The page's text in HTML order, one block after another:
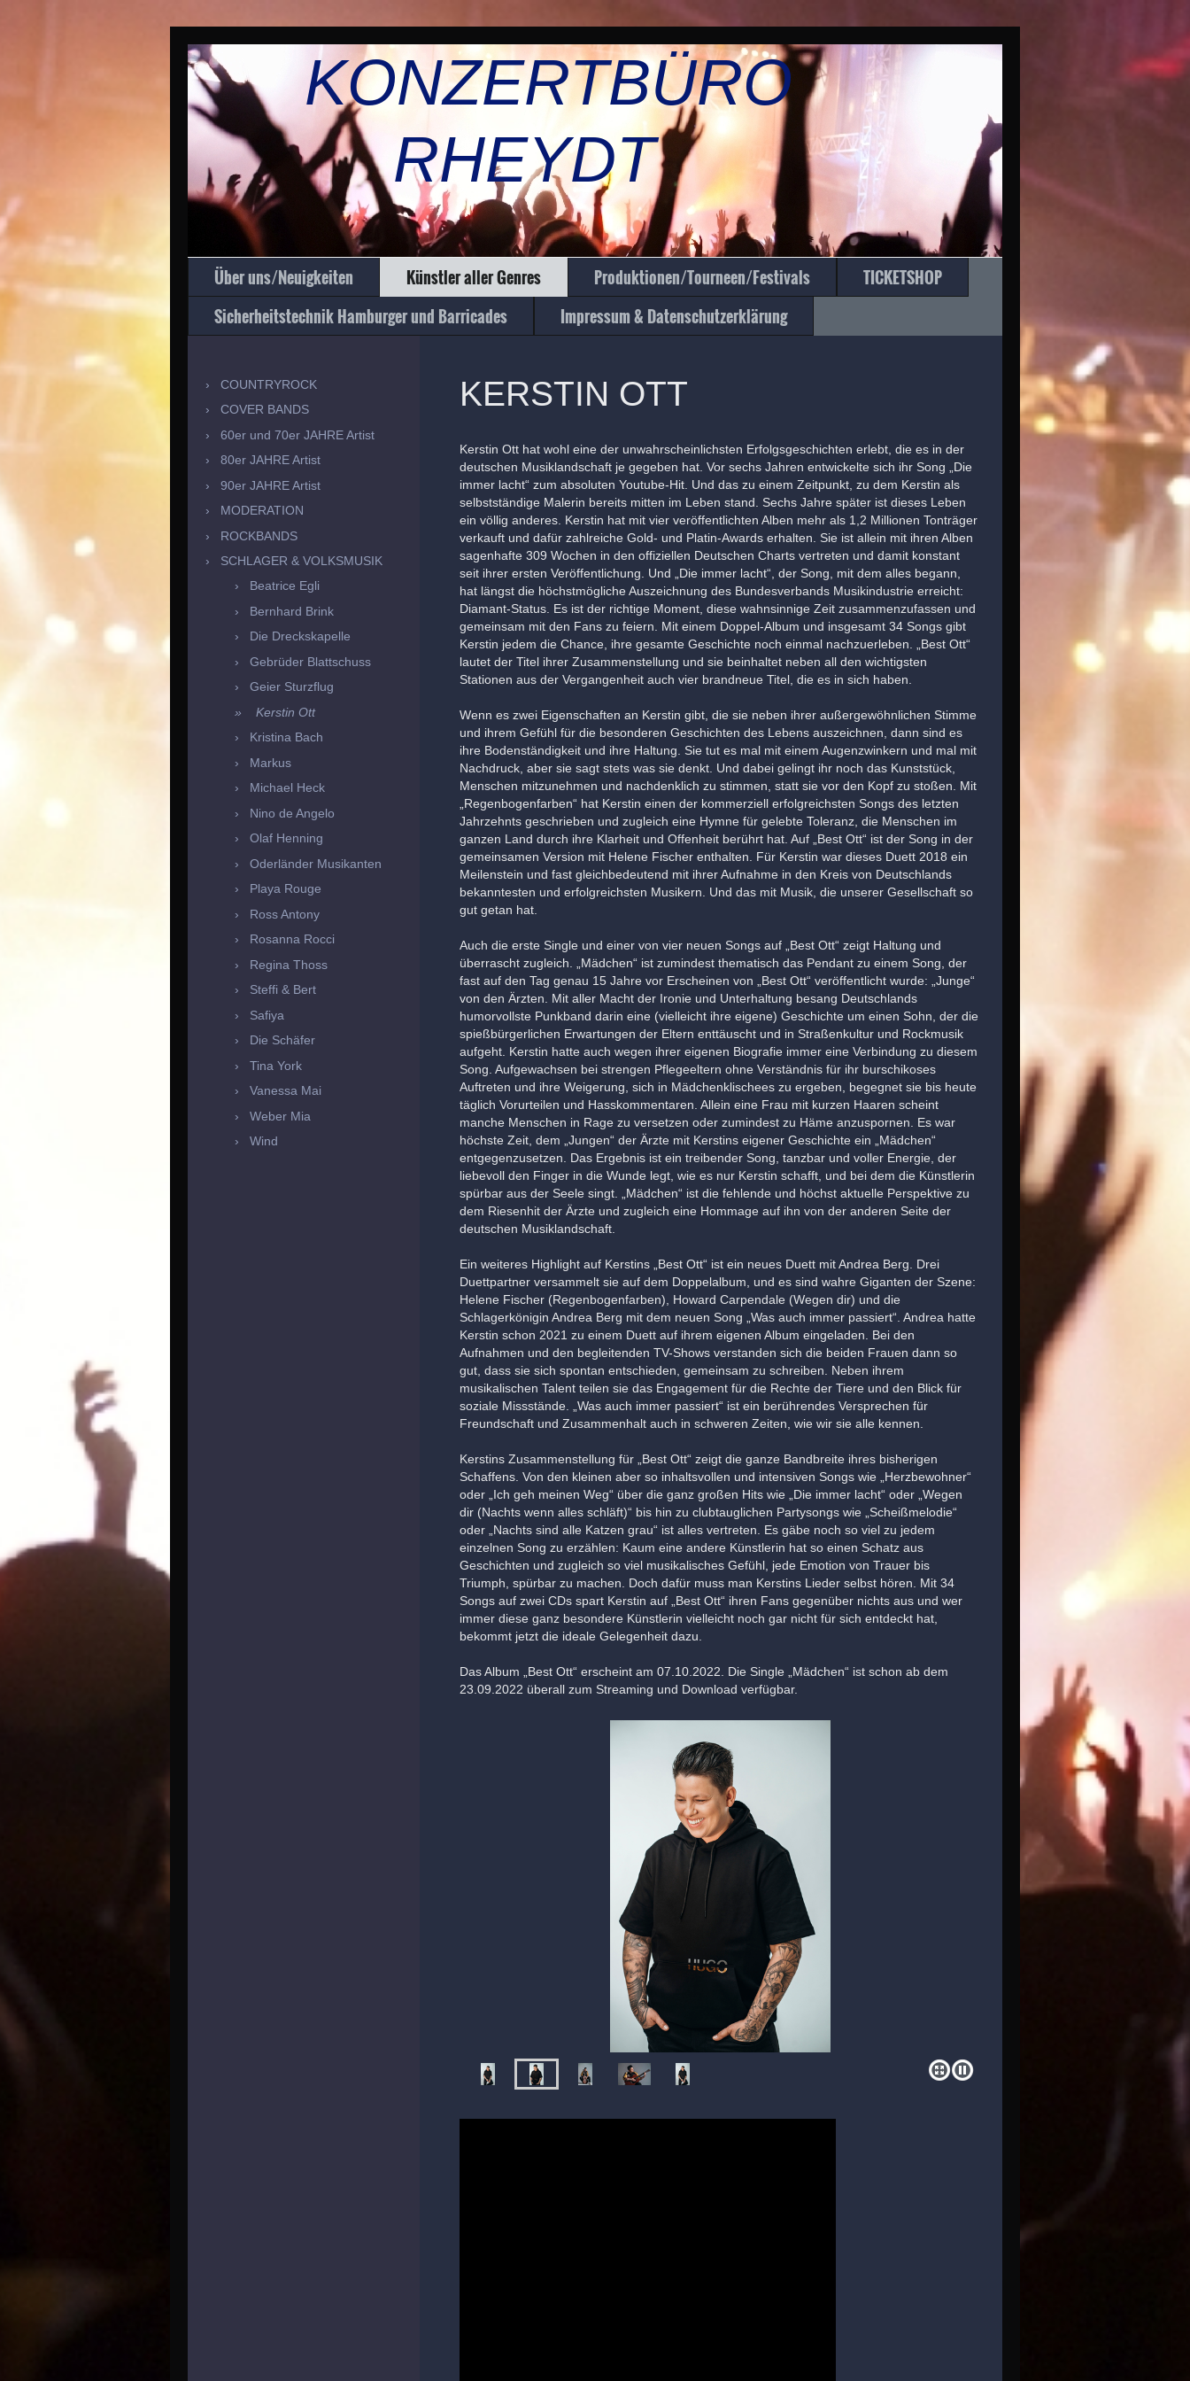
KONZERTBÜRO
RHEYDT
Über uns/Neuigkeiten Künstler aller Genres Produktionen/Tourneen/Festivals
TICKETSHOP
Sicherheitstechnik Hamburger und Barricades
Impressum & Datenschutzerklärung
KERSTIN OTT
Kerstin Ott hat wohl eine der unwahrscheinlichsten Erfolgsgeschichten erlebt, die es in der
deutschen Musiklandschaft je gegeben hat. Vor sechs Jahren entwickelte sich ihr Song „Die
immer lacht“ zum absoluten Youtube-Hit. Und das zu einem Zeitpunkt, zu dem Kerstin als
selbstständige Malerin bereits mitten im Leben stand. Sechs Jahre später ist dieses Leben
ein völlig anderes. Kerstin hat mit vier veröffentlichten Alben mehr als 1,2 Millionen Tonträger
verkauft und dafür zahlreiche Gold- und Platin-Awards erhalten. Sie ist allein mit ihren Alben
sagenhafte 309 Wochen in den offiziellen Deutschen Charts vertreten und damit konstant
seit ihrer ersten Veröffentlichung. Und „Die immer lacht“, der Song, mit dem alles begann,
hat längst die höchstmögliche Auszeichnung des Bundesverbands Musikindustrie erreicht:
Diamant-Status. Es ist der richtige Moment, diese wahnsinnige Zeit zusammenzufassen und
gemeinsam mit den Fans zu feiern. Mit einem Doppel-Album und insgesamt 34 Songs gibt
Kerstin jedem die Chance, ihre gesamte Geschichte noch einmal nachzuerleben. „Best Ott“
lautet der Titel ihrer Zusammenstellung und sie beinhaltet neben all den wichtigsten
Stationen aus der Vergangenheit auch vier brandneue Titel, die es in sich haben.
Wenn es zwei Eigenschaften an Kerstin gibt, die sie neben ihrer außergewöhnlichen Stimme
und ihrem Gefühl für die besonderen Geschichten des Lebens auszeichnen, dann sind es
ihre Bodenständigkeit und ihre Haltung. Sie tut es mal mit einem Augenzwinkern und mal mit
Nachdruck, aber sie sagt stets was sie denkt. Und dabei gelingt ihr noch das Kunststück,
Menschen mitzunehmen und nachdenklich zu stimmen, statt sie vor den Kopf zu stoßen. Mit
„Regenbogenfarben“ hat Kerstin einen der kommerziell erfolgreichsten Songs des letzten
Jahrzehnts geschrieben und zugleich eine Hymne für gelebte Toleranz, die Menschen im
ganzen Land durch ihre Klarheit und Offenheit berührt hat. Auf „Best Ott“ ist der Song in der
gemeinsamen Version mit Helene Fischer enthalten. Für Kerstin war dieses Duett 2018 ein
Meilenstein und fast gleichbedeutend mit ihrer Aufnahme in den Kreis von Deutschlands
bekanntesten und erfolgreichsten Musikern. Und das mit Musik, die unserer Gesellschaft so
gut getan hat.
Auch die erste Single und einer von vier neuen Songs auf „Best Ott“ zeigt Haltung und
überrascht zugleich. „Mädchen“ ist zumindest thematisch das Pendant zu einem Song, der
fast auf den Tag genau 15 Jahre vor Erscheinen von „Best Ott“ veröffentlicht wurde: „Junge“
von den Ärzten. Mit aller Macht der Ironie und Unterhaltung besang Deutschlands
humorvollste Punkband darin eine (vielleicht ihre eigene) Geschichte um einen Sohn, der die
spießbürgerlichen Erwartungen der Eltern enttäuscht und in Straßenkultur und Rockmusik
aufgeht. Kerstin hatte auch wegen ihrer eigenen Biografie immer eine Verbindung zu diesem
Song. Aufgewachsen bei strengen Pflegeeltern ohne Verständnis für ihr burschikoses
Auftreten und ihre Weigerung, sich in Mädchenklischees zu ergeben, begegnet sie bis heute
täglich Vorurteilen und Hasskommentaren. Allein eine Frau mit kurzen Haaren scheint
manche Menschen in Rage zu versetzen oder zumindest zu Häme anzuspornen. Es war
höchste Zeit, dem „Jungen“ der Ärzte mit Kerstins eigener Geschichte ein „Mädchen“
entgegenzusetzen. Das Ergebnis ist ein treibender Song, tanzbar und voller Energie, der
liebevoll den Finger in die Wunde legt, wie es nur Kerstin schafft, und bei dem die Künstlerin
spürbar aus der Seele singt. „Mädchen“ ist die fehlende und höchst aktuelle Perspektive zu
dem Riesenhit der Ärzte und zugleich eine Hommage auf ihn von der anderen Seite der
deutschen Musiklandschaft.
Ein weiteres Highlight auf Kerstins „Best Ott“ ist ein neues Duett mit Andrea Berg. Drei
Duettpartner versammelt sie auf dem Doppelalbum, und es sind wahre Giganten der Szene:
Helene Fischer (Regenbogenfarben), Howard Carpendale (Wegen dir) und die
Schlagerkönigin Andrea Berg mit dem neuen Song „Was auch immer passiert“. Andrea hatte
Kerstin schon 2021 zu einem Duett auf ihrem eigenen Album eingeladen. Bei den
Aufnahmen und den begleitenden TV-Shows verstanden sich die beiden Frauen dann so
gut, dass sie sich spontan entschieden, gemeinsam zu schreiben. Neben ihrem
musikalischen Talent teilen sie das Engagement für die Rechte der Tiere und den Blick für
soziale Missstände. „Was auch immer passiert“ ist ein berührendes Versprechen für
Freundschaft und Zusammenhalt auch in schweren Zeiten, wie wir sie alle kennen.
Kerstins Zusammenstellung für „Best Ott“ zeigt die ganze Bandbreite ihres bisherigen
Schaffens. Von den kleinen aber so inhaltsvollen und intensiven Songs wie „Herzbewohner“
oder „Ich geh meinen Weg“ über die ganz großen Hits wie „Die immer lacht“ oder „Wegen
dir (Nachts wenn alles schläft)“ bis hin zu clubtauglichen Partysongs wie „Scheißmelodie“
oder „Nachts sind alle Katzen grau“ ist alles vertreten. Es gäbe noch so viel zu jedem
einzelnen Song zu erzählen: Kaum eine andere Künstlerin hat so einen Schatz aus
Geschichten und zugleich so viel musikalisches Gefühl, jede Emotion von Trauer bis
Triumph, spürbar zu machen. Doch dafür muss man Kerstins Lieder selbst hören. Mit 34
Songs auf zwei CDs spart Kerstin auf „Best Ott“ ihren Fans gegenüber nichts aus und wer
immer diese ganz besondere Künstlerin vielleicht noch gar nicht für sich entdeckt hat,
bekommt jetzt die ideale Gelegenheit dazu.
Das Album „Best Ott“ erscheint am 07.10.2022. Die Single „Mädchen“ ist schon ab dem
23.09.2022 überall zum Streaming und Download verfügbar.
COUNTRYROCK
COVER BANDS
60er und 70er JAHRE Artist
80er JAHRE Artist
90er JAHRE Artist
MODERATION
ROCKBANDS
SCHLAGER & VOLKSMUSIK
Beatrice Egli
Bernhard Brink
Die Dreckskapelle
Gebrüder Blattschuss
Geier Sturzflug
Kerstin Ott
Kristina Bach
Markus
Michael Heck
Nino de Angelo
Olaf Henning
Oderländer Musikanten
Playa Rouge
Ross Antony
Rosanna Rocci
Regina Thoss
Steffi & Bert
Safiya
Die Schäfer
Tina York
Vanessa Mai
Weber Mia
Wind